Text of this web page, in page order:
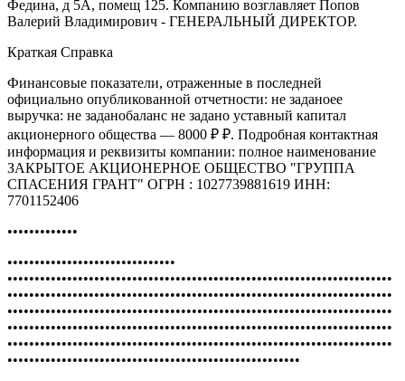
Федина, д 5А, помещ 125. Компанию возглавляет Попов
Валерий Владимирович - ГЕНЕРАЛЬНЫЙ ДИРЕКТОР.
Краткая Справка
Финансовые показатели, отраженные в последней
официально опубликованной отчетности: не заданоее
выручка: не заданобаланс не задано уставный капитал
акционерного общества — 8000 ₽ ₽. Подробная контактная
информация и реквизиты компании: полное наименование
ЗАКРЫТОЕ АКЦИОНЕРНОЕ ОБЩЕСТВО "ГРУППА
СПАСЕНИЯ ГРАНТ" ОГРН : 1027739881619 ИНН:
7701152406
•••••••••••••
•••••••••••••••••••••••••••••••
•••••••••••••••••••••••••••••••••••••••••••••••••••••••••••••••••••••••
•••••••••••••••••••••••••••••••••••••••••••••••••••••••••••••••••••••••
•••••••••••••••••••••••••••••••••••••••••••••••••••••••••••••••••••••••
•••••••••••••••••••••••••••••••••••••••••••••••••••••••••••••••••••••••
•••••••••••••••••••••••••••••••••••••••••••••••••••••••••••••••••••••••
••••••••••••••••••••••••••••••••••••••••••••••••••••••